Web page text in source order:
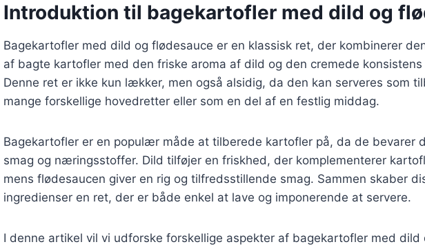
Introduktion til bagekartofler med dild og
Bagekartofler med dild og flødesauce er en klassisk ret, der kombinerer
af bagte kartofler med den friske aroma af dild og den cremede
Denne ret er ikke kun lækker, men også alsidig, da den kan serveres som
mange forskellige hovedretter eller som en del af en festlig middag.
Bagekartofler er en populær måde at tilberede kartofler på, da de bevarer
smag og næringsstoffer. Dild tilføjer en friskhed, der komplementerer
mens flødesaucen giver en rig og tilfredsstillende smag. Sammen skaber
ingredienser en ret, der er både enkel at lave og imponerende at servere.
I denne artikel vil vi udforske forskellige aspekter af bagekartofler med dild